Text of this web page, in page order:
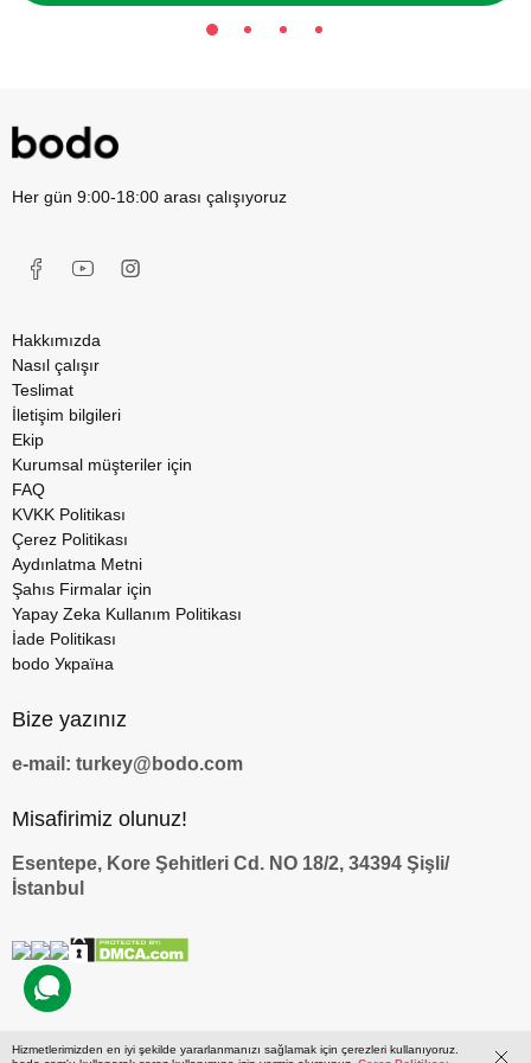
Her gün 9:00-18:00 arası çalışıyoruz
Hakkımızda
Nasıl çalışır
Teslimat
İletişim bilgileri
Ekip
Kurumsal müşteriler için
FAQ
KVKK Politikası
Çerez Politikası
Aydınlatma Metni
Şahıs Firmalar için
Yapay Zeka Kullanım Politikası
İade Politikası
bodo Україна
Bize yazınız
e-mail: turkey@bodo.com
Misafirimiz olunuz!
Esentepe, Kore Şehitleri Cd. NO 18/2, 34394 Şişli/
İstanbul
Hizmetlerimizden en iyi şekilde yararlanmanızı sağlamak için çerezleri kullanıyoruz.